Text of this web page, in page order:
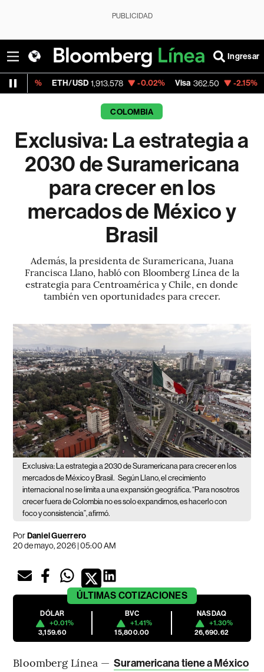
PUBLICIDAD
Ingresar
ETH/USD 1,913.578 -0.02% Visa 362.50 -2.15%
COLOMBIA
Exclusiva: La estrategia a
2030 de Suramericana
para crecer en los
mercados de México y
Brasil
Además, la presidenta de Suramericana, Juana
Francisca Llano, habló con Bloomberg Línea de la
estrategia para Centroamérica y Chile, en donde
también ven oportunidades para crecer.
Exclusiva: La estrategia a 2030 de Suramericana para crecer en los
mercados de México y Brasil. Según Llano, el crecimiento
internacional no se limita a una expansión geográfica. “Para nosotros
crecer fuera de Colombia no es solo expandirnos, es hacerlo con
foco y consistencia”, afirmó.
PorDaniel Guerrero
20 de mayo, 2026 | 05:00 AM
ÚLTIMAS COTIZACIONES
DÓLAR
+0.01%
3,159.60
BVC
+1.41%
15,800.00
NASDAQ
+1.30%
26,690.62
Bloomberg Línea — Suramericana tiene a México